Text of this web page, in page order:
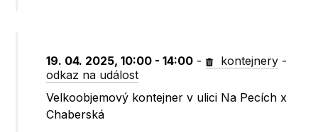
19. 04. 2025, 10:00 - 14:00 - kontejnery -
odkaz na událost
Velkoobjemový kontejner v ulici Na Pecích x
Chaberská